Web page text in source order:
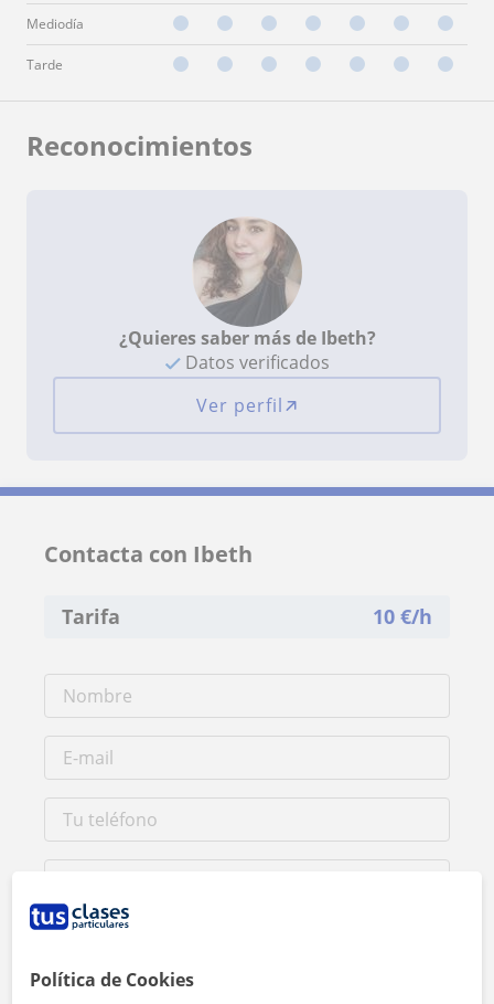
Mediodía
Tarde
Reconocimientos
¿Quieres saber más de Ibeth?
Datos verificados
Ver perfil
Contacta con Ibeth
Tarifa 10 €/h
Política de Cookies